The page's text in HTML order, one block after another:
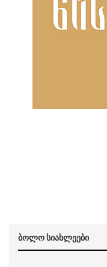
ბოლო სიახლეები